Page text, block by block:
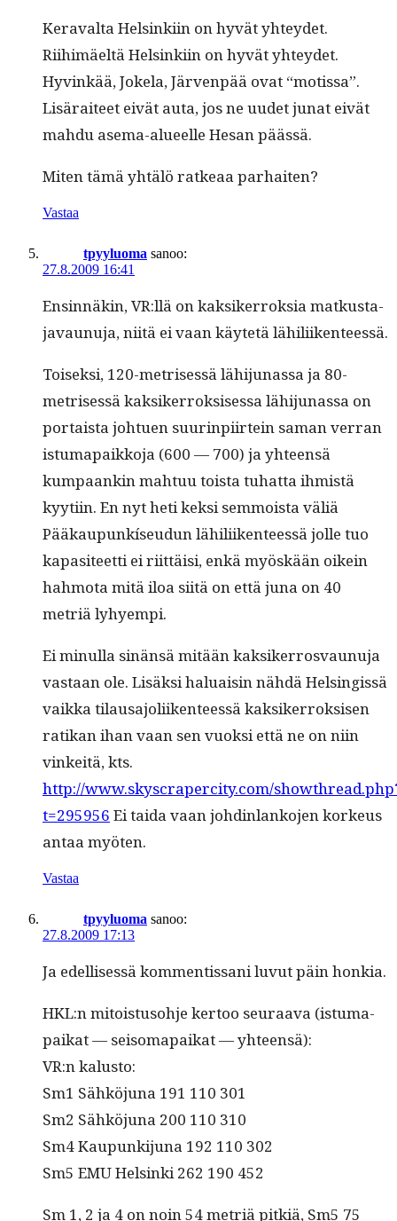
Ker­aval­ta Helsinki­in on hyvät yhtey­det.
Riihimäeltä Helsinki­in on hyvät yhtey­det.
Hyvinkää, Jokela, Jär­ven­pää ovat “motis­sa”.
Lisäraiteet eivät auta, jos ne uudet junat eivät
mah­du ase­ma-alueelle Hesan päässä.
Miten tämä yhtälö ratkeaa parhaiten?
Vastaa
tpyyluoma sanoo:
27.8.2009 16:41
Ensin­näkin, VR:llä on kak­sik­er­roksia matkus­ta­
javaunu­ja, niitä ei vaan käytetä lähiliikenteessä.
Toisek­si, 120-metrisessä lähi­ju­nas­sa ja 80-
metrisessä kak­sik­er­roksises­sa lähi­ju­nas­sa on
por­taista johtuen suur­in­pi­irtein saman ver­ran
istuma­paikko­ja (600 — 700) ja yhteen­sä
kumpaankin mah­tuu toista tuhat­ta ihmistä
kyyti­in. En nyt heti kek­si sem­moista väliä
Pääkaupunkíseudun lähili­iken­teessä jolle tuo
kap­a­siteet­ti ei riit­täisi, enkä myöskään oikein
hah­mo­ta mitä iloa siitä on että juna on 40
metriä lyhyempi.
Ei min­ul­la sinän­sä mitään kak­sik­er­rosvaunu­ja
vas­taan ole. Lisäk­si halu­aisin nähdä Helsingis­sä
vaik­ka tilausajoli­iken­teessä kak­sik­er­roksisen
ratikan ihan vaan sen vuok­si että ne on niin
vinkeitä, kts.
http://www.skyscrapercity.com/
t=295956 Ei tai­da vaan johdin­lanko­jen korkeus
antaa myöten.
Vastaa
tpyyluoma sanoo:
27.8.2009 17:13
Ja edel­lisessä kom­men­tis­sani luvut päin honkia.
HKL:n mitois­tu­so­hje ker­too seu­raa­va (istuma­
paikat — sei­soma­paikat — yhteensä):
VR:n kalusto:
Sm1 Sähköju­na 191 110 301
Sm2 Sähköju­na 200 110 310
Sm4 Kaupunki­ju­na 192 110 302
Sm5 EMU Helsin­ki 262 190 452
Sm 1, 2 ja 4 on noin 54 metriä pitk­iä, Sm5 75